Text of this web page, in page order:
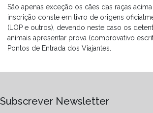
São apenas exceção os cães das raças
inscrição conste em livro de origens
(LOP e outros), devendo neste caso os
animais apresentar prova (comprovativo
Pontos de Entrada dos Viajantes.
Subscrever Newsletter